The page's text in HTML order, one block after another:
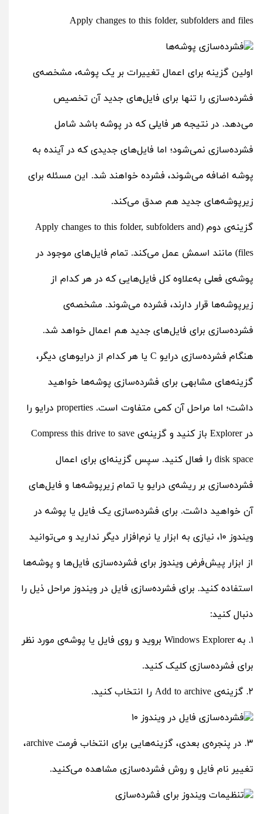
Apply changes to this folder, subfolders and files
اولین گزینه برای اعمال تغییرات بر یک پوشه، مشخصه‌ی
فشرده‌سازی را تنها برای فایل‌های جدید آن تخصیص
می‌دهد. در نتیجه هر فایلی که در پوشه باشد شامل
فشرده‌سازی نمی‌شود؛ اما فایل‌های جدیدی که در آینده به
پوشه اضافه می‌شوند، فشرده خواهند شد. این مسئله برای
زیرپوشه‌های جدید هم صدق می‌کند.
گزینه‌ی دوم (Apply changes to this folder, subfolders and
files) مانند اسمش عمل می‌کند. تمام فایل‌های موجود در
پوشه‌ی فعلی به‌علاوه کل فایل‌هایی که در هر کدام از
زیرپوشه‌ها قرار دارند، فشرده می‌شوند. مشخصه‌ی
فشرده‌سازی برای فایل‌های جدید هم اعمال خواهد شد.
هنگام فشرده‌سازی درایو C یا هر کدام از درایوهای دیگر،
گزینه‌های مشابهی برای فشرده‌سازی پوشه‌ها خواهید
داشت؛ اما مراحل آن کمی متفاوت است. properties درایو را
در Explorer باز کنید و گزینه‌ی Compress this drive to save
disk space را فعال کنید. سپس گزینه‌ای برای اعمال
فشرده‌سازی بر ریشه‌ی درایو یا تمام زیرپوشه‌ها و فایل‌های
آن خواهید داشت. برای فشرده‌سازی یک فایل یا پوشه در
ویندوز ۱۰، نیازی به ابزار یا نرم‌افزار دیگر ندارید و می‌توانید
از ابزار پیش‌فرض ویندوز برای فشرده‌سازی فایل‌ها و پوشه‌ها
استفاده کنید. برای فشرده‌سازی فایل در ویندوز مراحل ذیل را
دنبال کنید:
۱. به Windows Explorer بروید و روی فایل یا پوشه‌ی مورد نظر
برای فشرده‌سازی کلیک کنید.
۲. گزینه‌ی Add to archive را انتخاب کنید.
۳. در پنجره‌ی بعدی، گزینه‌هایی برای انتخاب فرمت archive،
تغییر نام فایل و روش فشرده‌سازی مشاهده می‌کنید.